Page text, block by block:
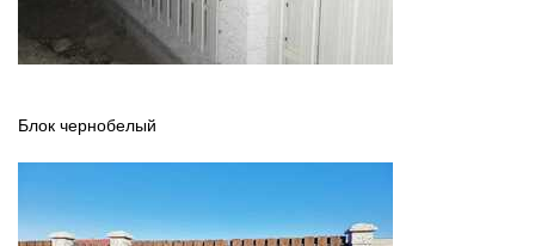
Блок чернобелый